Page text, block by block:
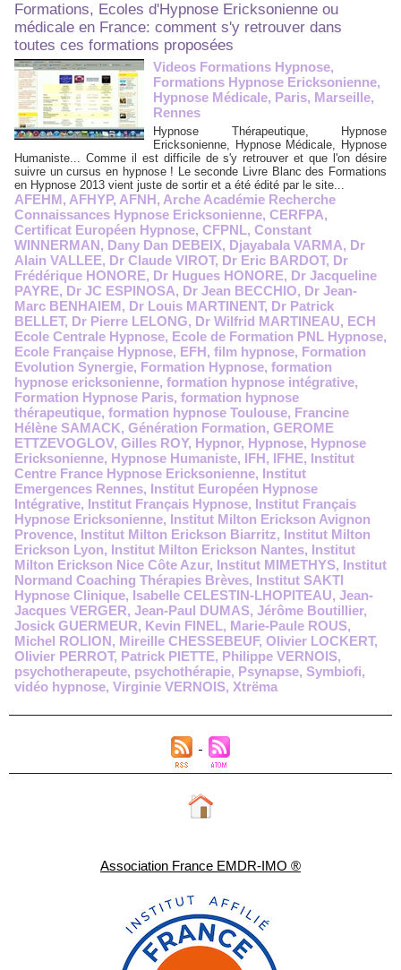
Association France EMDR-IMO ®
Formations, Ecoles d'Hypnose Ericksonienne ou
médicale en France: comment s'y retrouver dans
toutes ces formations proposées
Videos Formations Hypnose,
Formations Hypnose Ericksonienne,
Hypnose Médicale, Paris, Marseille,
Rennes
Hypnose Thérapeutique, Hypnose
Ericksonienne, Hypnose Médicale, Hypnose
Humaniste... Comme il est difficile de s'y retrouver et que l'on désire
suivre un cursus en hypnose ! Le seconde Livre Blanc des Formations
en Hypnose 2013 vient juste de sortir et a été édité par le site...
AFEHM, AFHYP, AFNH, Arche Académie Recherche
Connaissances Hypnose Ericksonienne, CERFPA,
Certificat Européen Hypnose, CFPNL, Constant
WINNERMAN, Dany Dan DEBEIX, Djayabala VARMA, Dr
Alain VALLEE, Dr Claude VIROT, Dr Eric BARDOT, Dr
Frédérique HONORE, Dr Hugues HONORE, Dr Jacqueline
PAYRE, Dr JC ESPINOSA, Dr Jean BECCHIO, Dr Jean-
Marc BENHAIEM, Dr Louis MARTINENT, Dr Patrick
BELLET, Dr Pierre LELONG, Dr Wilfrid MARTINEAU, ECH
Ecole Centrale Hypnose, Ecole de Formation PNL Hypnose,
Ecole Française Hypnose, EFH, film hypnose, Formation
Evolution Synergie, Formation Hypnose, formation
hypnose ericksonienne, formation hypnose intégrative,
Formation Hypnose Paris, formation hypnose
thérapeutique, formation hypnose Toulouse, Francine
Hélène SAMACK, Génération Formation, GEROME
ETTZEVOGLOV, Gilles ROY, Hypnor, Hypnose, Hypnose
Ericksonienne, Hypnose Humaniste, IFH, IFHE, Institut
Centre France Hypnose Ericksonienne, Institut
Emergences Rennes, Institut Européen Hypnose
Intégrative, Institut Français Hypnose, Institut Français
Hypnose Ericksonienne, Institut Milton Erickson Avignon
Provence, Institut Milton Erickson Biarritz, Institut Milton
Erickson Lyon, Institut Milton Erickson Nantes, Institut
Milton Erickson Nice Côte Azur, Institut MIMETHYS, Institut
Normand Coaching Thérapies Brèves, Institut SAKTI
Hypnose Clinique, Isabelle CELESTIN-LHOPITEAU, Jean-
Jacques VERGER, Jean-Paul DUMAS, Jérôme Boutillier,
Josick GUERMEUR, Kevin FINEL, Marie-Paule ROUS,
Michel ROLION, Mireille CHESSEBEUF, Olivier LOCKERT,
Olivier PERROT, Patrick PIETTE, Philippe VERNOIS,
psychotherapeute, psychothérapie, Psynapse, Symbiofi,
vidéo hypnose, Virginie VERNOIS, Xtrëma